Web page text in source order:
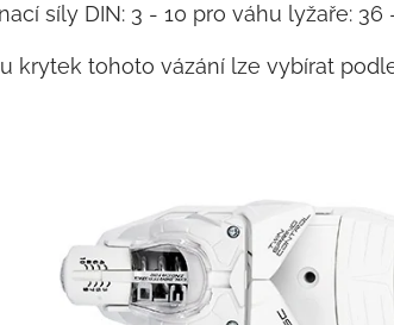
síly DIN: 3 - 10 pro váhu lyžaře:
krytek tohoto vázání lze vybírat